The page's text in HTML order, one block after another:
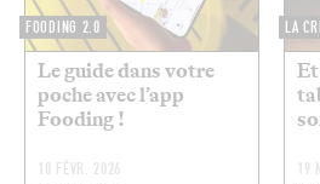
FOODING 2.0
Le guide dans votre
poche avec l’app
Fooding !
10 FÉVR. 2026
LA
Et
19